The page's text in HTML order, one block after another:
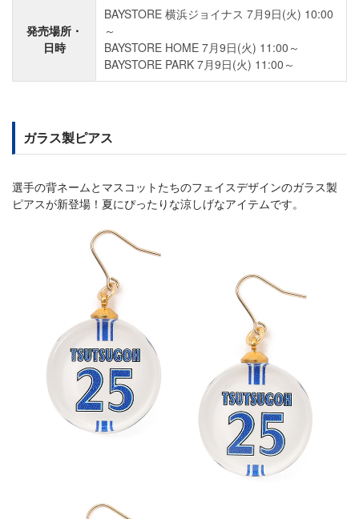
発売場所・
日時
BAYSTORE 横浜ジョイナス 7月9日(火) 10:00
～
BAYSTORE HOME 7月9日(火) 11:00～
BAYSTORE PARK 7月9日(火) 11:00～
ガラス製ピアス
選手の背ネームとマスコットたちのフェイスデザインのガラス製
ピアスが新登場！夏にぴったりな涼しげなアイテムです。